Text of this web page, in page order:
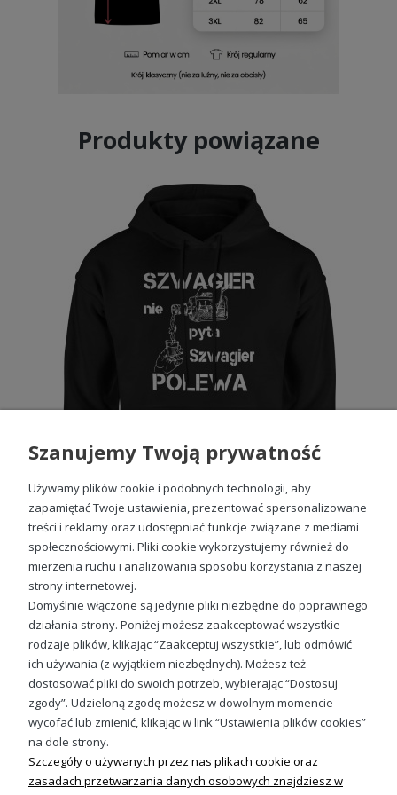
Produkty powiązane
Szwagier Męska bluza z kapturem prezent dla szwagra
99,88 zł
Sprawdź nasze social media
Szanujemy Twoją prywatność
Używamy plików cookie i podobnych technologii, aby
zapamiętać Twoje ustawienia, prezentować spersonalizowane
treści i reklamy oraz udostępniać funkcje związane z mediami
społecznościowymi. Pliki cookie wykorzystujemy również do
mierzenia ruchu i analizowania sposobu korzystania z naszej
strony internetowej.
Domyślnie włączone są jedynie pliki niezbędne do poprawnego
działania strony. Poniżej możesz zaakceptować wszystkie
rodzaje plików, klikając “Zaakceptuj wszystkie”, lub odmówić
ich używania (z wyjątkiem niezbędnych). Możesz też
dostosować pliki do swoich potrzeb, wybierając “Dostosuj
zgody”. Udzieloną zgodę możesz w dowolnym momencie
wycofać lub zmienić, klikając w link “Ustawienia plików cookies”
na dole strony.
Szczegóły o używanych przez nas plikach cookie oraz
zasadach przetwarzania danych osobowych znajdziesz w